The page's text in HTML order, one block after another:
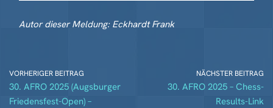
Autor dieser Meldung: Eckhardt Frank
VORHERIGER BEITRAG
30. AFRO 2025 (Augsburger
Friedensfest-Open) –
NÄCHSTER BEITRAG
30. AFRO 2025 – Chess-
Results-Link